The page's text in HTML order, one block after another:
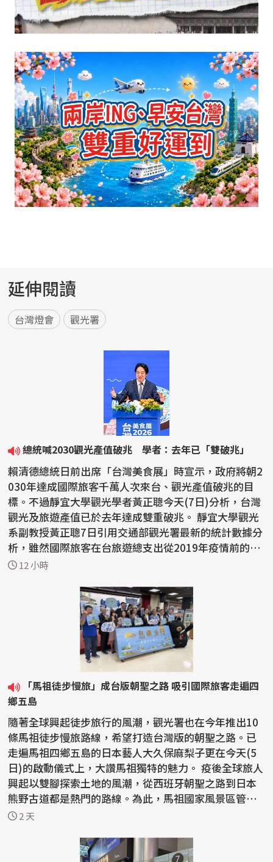
延伸閱讀
台灣燈會 觀光署
總統喊2030觀光產值破兆 學者：去年已「雙破兆」
賴清德總統日前出席「台灣美食展」時宣示，政府將朝2
030年達成國際旅客千萬人次來台、觀光產值破兆的目
標。不過靜宜大學觀光學者黃正聰今天(7日)分析，台灣
觀光及旅遊產值已於去年達成雙重破兆。 靜宜大學觀光
系副教授黃正聰7日引用交通部觀光署最新的統計數據分
析，雖然國際旅客在台旅遊總支出從2019年疫情前的新
台...12 小時
鄉五島
隨著全球興起徒步旅行的風潮，觀光署也在今年推出10
條馬祖徒步慢旅路線，希望打造台灣版的朝聖之路。已
走遍馬祖四鄉五島的日本藝人大久保麻梨子更在今天(5
日)的啟動儀式上，大讚馬祖獨特的魅力。 疫後全球旅人
興起以雙腳探索土地的風潮，從西班牙朝聖之路到日本
熊野古道都是熱門的路線。為此，馬祖國家風景區管理
處去...
2 天